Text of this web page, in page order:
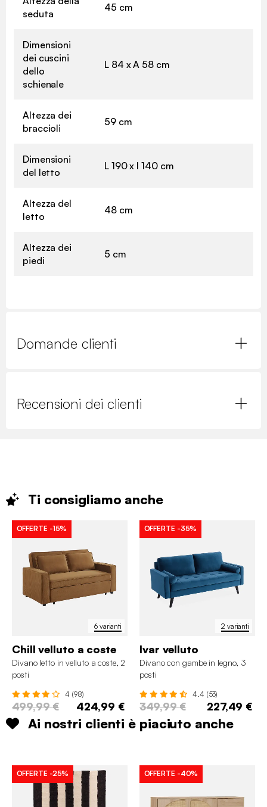
seduta
45 cm
Dimensioni
dei cuscini
dello
schienale
L 84 x A 58 cm
Altezza dei
braccioli
59 cm
Dimensioni
del letto
L 190 x l 140 cm
Altezza del
letto
48 cm
Altezza dei
piedi
5 cm
Domande clienti
Recensioni dei clienti
Ti consigliamo anche
6 varianti
OFFERTE -15%
Chill velluto a coste
Divano letto in velluto a coste, 2
posti
4 (98)
499,99 € 424,99 €
2 varianti
OFFERTE -35%
Ivar velluto
Divano con gambe in legno, 3
posti
4.4 (53)
349,99 € 227,49 €
Ai nostri clienti è piaciuto anche
OFFERTE -25% OFFERTE -40%